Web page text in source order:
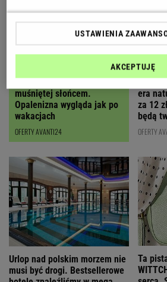
Ten olejek daje efekt skóry
muśniętej słońcem.
Opalenizna wygląda jak po
wakacjach
OFERTY AVANTI24
Koniec
era
za 12
będą
OFERTY
Urlop nad polskim morzem nie
musi być drogi. Bestsellerowe
Ta
USTAWIENIA
AKCEPTUJĘ